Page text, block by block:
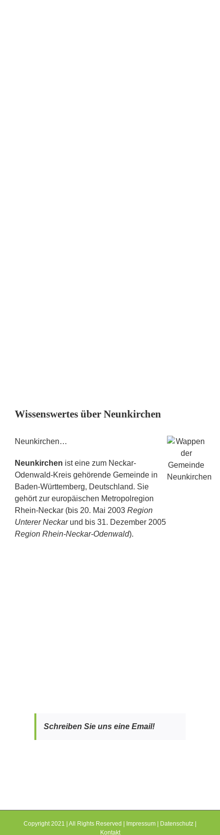
Wissenswertes über Neunkirchen
Neunkirchen…
Neunkirchen ist eine zum Neckar-
Odenwald-Kreis gehörende Gemeinde in
Baden-Württemberg, Deutschland. Sie
gehört zur europäischen Metropolregion
Rhein-Neckar (bis 20. Mai 2003 Region
Unterer Neckarund bis 31. Dezember 2005
Region Rhein-Neckar-Odenwald).
Schreiben Sie uns eine Email!
Copyright 2021 | All Rights Reserved | Impressum Datenschutz
Kontakt